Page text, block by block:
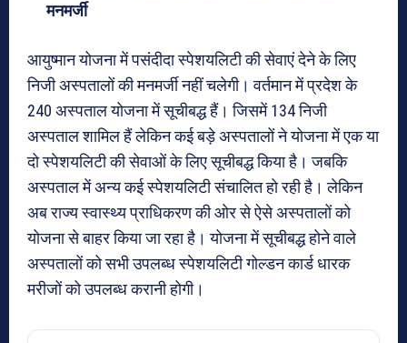
मनमर्जी
आयुष्मान योजना में पसंदीदा स्पेशयलिटी की सेवाएं देने के लिए
निजी अस्पतालों की मनमर्जी नहीं चलेगी। वर्तमान में प्रदेश के
240 अस्पताल योजना में सूचीबद्ध हैं। जिसमें 134 निजी
अस्पताल शामिल हैं लेकिन कई बड़े अस्पतालों ने योजना में एक या
दो स्पेशयलिटी की सेवाओं के लिए सूचीबद्ध किया है। जबकि
अस्पताल में अन्य कई स्पेशयलिटी संचालित हो रही है। लेकिन
अब राज्य स्वास्थ्य प्राधिकरण की ओर से ऐसे अस्पतालों को
योजना से बाहर किया जा रहा है। योजना में सूचीबद्ध होने वाले
अस्पतालों को सभी उपलब्ध स्पेशयलिटी गोल्डन कार्ड धारक
मरीजों को उपलब्ध करानी होगी।